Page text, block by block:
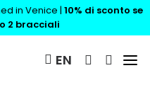
in Venice | 10% di sconto se
2 bracciali
EN